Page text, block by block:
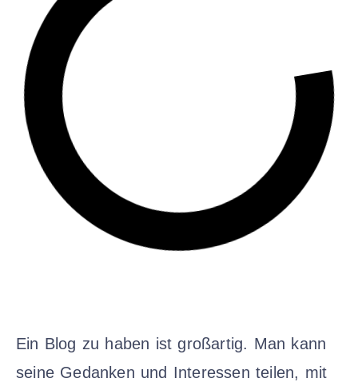
Ein Blog zu haben ist großartig. Man kann
seine Gedanken und Interessen teilen, mit